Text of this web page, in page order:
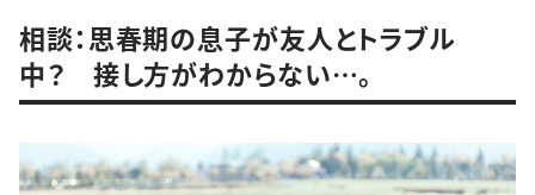
相談：思春期の息子が友人とトラブル
中？ 接し方がわからない…。